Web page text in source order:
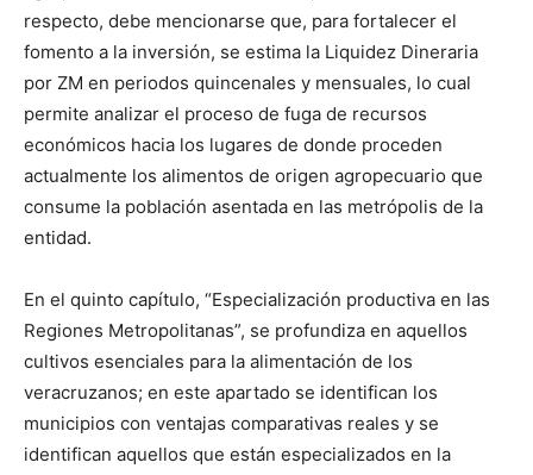
respecto, debe mencionarse que, para fortalecer el
fomento a la inversión, se estima la Liquidez Dineraria
por ZM en periodos quincenales y mensuales, lo cual
permite analizar el proceso de fuga de recursos
económicos hacia los lugares de donde proceden
actualmente los alimentos de origen agropecuario que
consume la población asentada en las metrópolis de la
entidad.
En el quinto capítulo, “Especialización productiva en las
Regiones Metropolitanas”, se profundiza en aquellos
cultivos esenciales para la alimentación de los
veracruzanos; en este apartado se identifican los
municipios con ventajas comparativas reales y se
identifican aquellos que están especializados en la